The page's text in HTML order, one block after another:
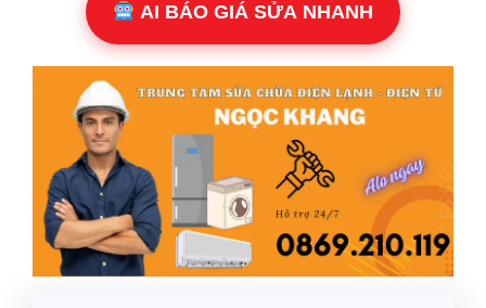
AI BÁO GIÁ SỬA NHANH